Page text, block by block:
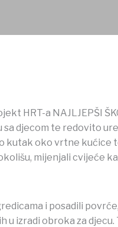
HRT-a NAJLJEPŠI
sa djecom te redovito
kutak oko vrtne kućice
mijenjali cvijeće
i posadili
izradi obroka za